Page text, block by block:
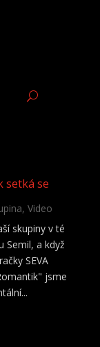
setká se
, Video
skupiny v té
Semil, a když
SEVA
jsme